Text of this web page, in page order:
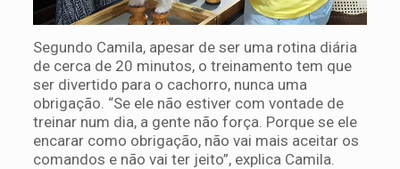
Segundo Camila, apesar de ser uma rotina diária
de cerca de 20 minutos, o treinamento tem que
ser divertido para o cachorro, nunca uma
obrigação. “Se ele não estiver com vontade de
treinar num dia, a gente não força. Porque se ele
encarar como obrigação, não vai mais aceitar os
comandos e não vai ter jeito”, explica Camila.